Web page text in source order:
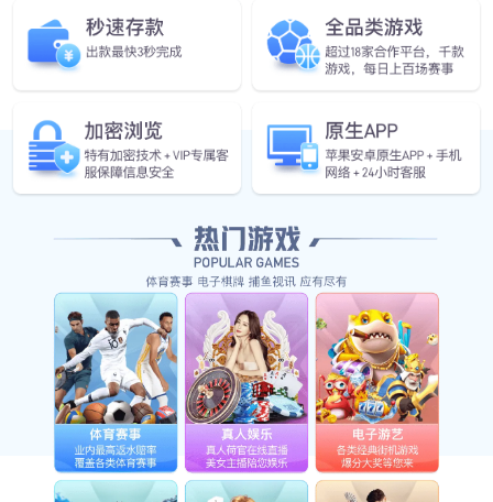
准备好突破增长瓶颈，开启智能制造了吗？
了解我们的机器人如何帮助您的业务增长
咨询专家